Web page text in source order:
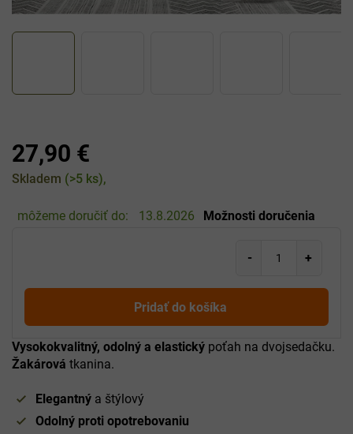
27,90 €
Jednotková
Skladem (>5 ks)
môžeme doručiť do: 13.8.2026 Možnosti doručenia
Pridať do košíka
Vysokokvalitný, odolný a elastický poťah na dvojsedačku.
Žakárová tkanina.
Elegantný a štýlový
Odolný proti opotrebovaniu